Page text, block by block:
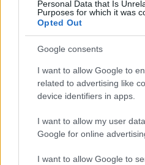
Personal Data that Is
Purposes for which it was
Opted Out
Google consents
I want to allow Google to
related to advertising like
device identifiers in apps.
I want to allow my user
Google for online
I want to allow Google to
Getty Images
sem engedte el felesége
mosollyal üdvözölte az